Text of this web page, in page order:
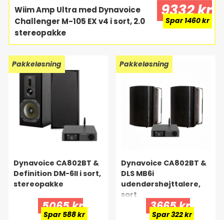
Wiim Amp Ultra med Dynavoice
Challenger M-105 EX v4 i sort, 2.0
stereopakke
9332 kr
Spar 1460 kr
Pakkeløsning
Dynavoice CA802BT &
Definition DM-6II i sort,
stereopakke
5065 kr
Spar 588 kr
Pakkeløsning
Dynavoice CA802BT &
DLS MB6i
udendørshøjttalere,
sort
3665 kr
Spar 322 kr